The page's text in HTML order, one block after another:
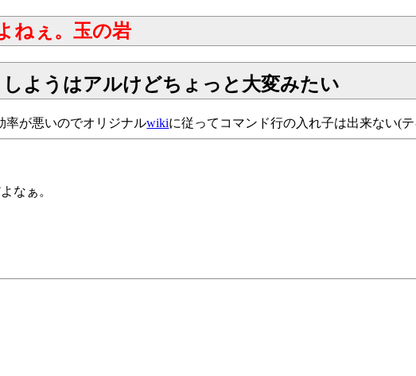
ねぇ。玉の岩
ようはアルけどちょっと大変みたい
率が悪いのでオリジナルwikiに従ってコマンド行の入れ子は出来ない(
なぁ。